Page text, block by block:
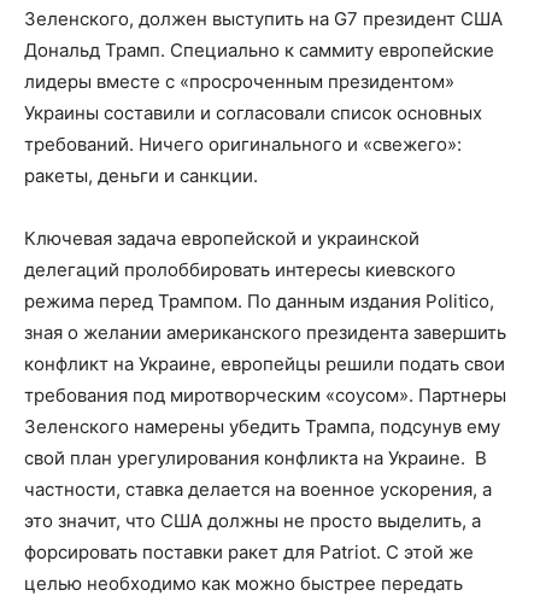
Зеленского, должен выступить на G7 президент США
Дональд Трамп. Специально к саммиту европейские
лидеры вместе с «просроченным президентом»
Украины составили и согласовали список основных
требований. Ничего оригинального и «свежего»:
ракеты, деньги и санкции.
Ключевая задача европейской и украинской
делегаций пролоббировать интересы киевского
режима перед Трампом. По данным издания Politico,
зная о желании американского президента завершить
конфликт на Украине, европейцы решили подать свои
требования под миротворческим «соусом». Партнеры
Зеленского намерены убедить Трампа, подсунув ему
свой план урегулирования конфликта на Украине. В
частности, ставка делается на военное ускорения, а
это значит, что США должны не просто выделить, а
форсировать поставки ракет для Patriot. С этой же
целью необходимо как можно быстрее передать